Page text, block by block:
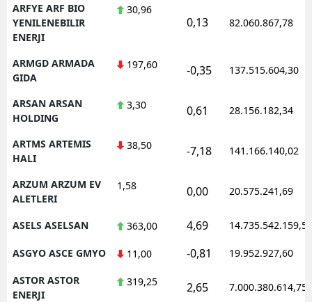
ARFYE ARF BIO
YENILENEBILIR
ENERJI
30,96
0,13 82.060.867,78
ARMGD ARMADA
GIDA
197,60 -0,35 137.515.604,30
ARSAN ARSAN
HOLDING
3,30 0,61 28.156.182,34
ARTMS ARTEMIS
HALI
38,50 -7,18 141.166.140,02
ARZUM ARZUM EV
ALETLERI
1,58 0,00 20.575.241,69
ASELS ASELSAN 363,00 4,69 14.735.542.159,50
ASGYO ASCE GMYO 11,00 -0,81 19.952.927,60
ASTOR ASTOR
ENERJI
319,25 2,65 7.000.380.614,75